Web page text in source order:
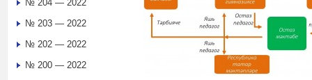
№ 204 — 2022
№ 203 — 2022
№ 202 — 2022
№ 200 — 2022